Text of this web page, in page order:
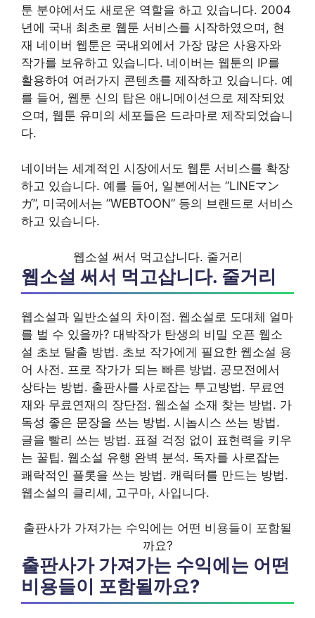
툰 분야에서도 새로운 역할을 하고 있습니다. 2004
년에 국내 최초로 웹툰 서비스를 시작하였으며, 현
재 네이버 웹툰은 국내외에서 가장 많은 사용자와
작가를 보유하고 있습니다. 네이버는 웹툰의 IP를
활용하여 여러가지 콘텐츠를 제작하고 있습니다. 예
를 들어, 웹툰 신의 탑은 애니메이션으로 제작되었
으며, 웹툰 유미의 세포들은 드라마로 제작되었습니
다.
네이버는 세계적인 시장에서도 웹툰 서비스를 확장
하고 있습니다. 예를 들어, 일본에서는 ”LINEマン
ガ”, 미국에서는 ”WEBTOON” 등의 브랜드로 서비스
하고 있습니다.
웹소설 써서 먹고삽니다. 줄거리
웹소설 써서 먹고삽니다. 줄거리
웹소설과 일반소설의 차이점. 웹소설로 도대체 얼마
를 벌 수 있을까? 대박작가 탄생의 비밀 오픈 웹소
설 초보 탈출 방법. 초보 작가에게 필요한 웹소설 용
어 사전. 프로 작가가 되는 빠른 방법. 공모전에서
상타는 방법. 출판사를 사로잡는 투고방법. 무료연
재와 무료연재의 장단점. 웹소설 소재 찾는 방법. 가
독성 좋은 문장을 쓰는 방법. 시놉시스 쓰는 방법.
글을 빨리 쓰는 방법. 표절 걱정 없이 표현력을 키우
는 꿀팁. 웹소설 유행 완벽 분석. 독자를 사로잡는
쾌락적인 플롯을 쓰는 방법. 캐릭터를 만드는 방법.
웹소설의 클리셰, 고구마, 사입니다.
출판사가 가져가는 수익에는 어떤 비용들이 포함될
까요?
출판사가 가져가는 수익에는 어떤
비용들이 포함될까요?